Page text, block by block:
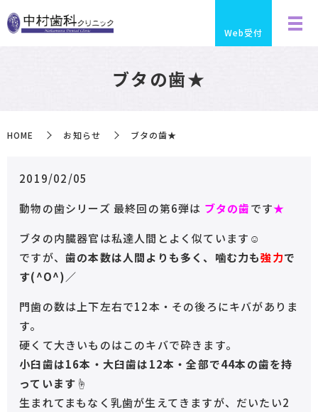
Web受付
ブタの歯★
HOME お知らせ ブタの歯★
2019/02/05
動物の歯シリーズ 最終回の第6弾は ブタの歯です★
ブタの内臓器官は私達人間とよく似ています☺︎
ですが、 歯の本数は人間よりも多く、噛む力も強力で
す(^O^)／
門歯の数は上下左右で12本・その後ろにキバがありま
す。
硬くて大きいものはこのキバで砕きます。
小臼歯は16本・大臼歯は12本・全部で44本の歯を持
っています☝︎
生まれてまもなく乳歯が生えてきますが、だいたい2